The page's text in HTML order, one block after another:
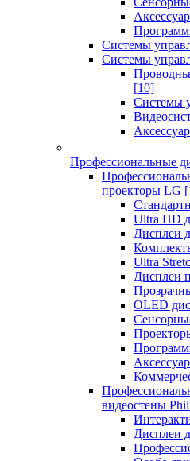
Системы
Системы
[10]
Системы
Профессиональные
проекторы LG
Ultra HD
Дисплеи
Ultra
Дисплеи
OLED
видеостены
Дисплеи